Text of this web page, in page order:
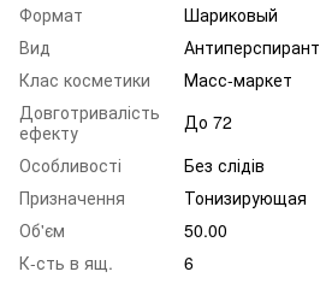
Формат
Шариковый
Вид
Антиперспирант
Клас косметики
Масс-маркет
Довготривалість
ефекту
До 72
Особливості
Без слідів
Призначення
Тонизирующая
Об'єм
50.00
К-сть в ящ.
6